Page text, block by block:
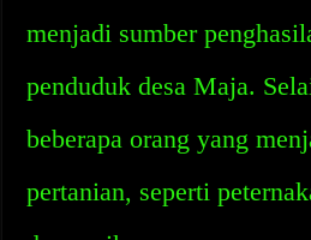
menjadi sumber
penduduk desa Maja.
beberapa orang yang
pertanian, seperti